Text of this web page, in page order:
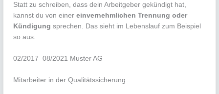
Statt zu schreiben, dass dein Arbeitgeber gekündigt hat,
kannst du von einereinvernehmlichen Trennung oder
Kündigung sprechen. Das sieht im Lebenslauf zum Beispiel
so aus:
02/2017–08/2021 Muster AG
Mitarbeiter in der Qualitätssicherung